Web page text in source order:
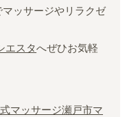
ッサージやリラクゼ
エスタへぜひお気軽
マッサージ瀬戸市マ